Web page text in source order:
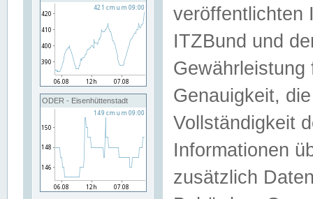
ODER - Eisenhüttenstadt
veröffentlichten
ITZBund und
Genauigkeit,
Vollständigkeit
Informationen
zusätzlich